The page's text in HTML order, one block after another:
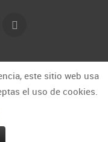
este sitio web usa
el uso de cookies.